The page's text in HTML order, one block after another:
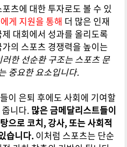
츠에 대한 투자로도 볼 수 있
게 지원을 통해 더 많은 인재
대회에서 성과를 올리도록
의 스포츠 경쟁력을 높이는
러한 선순환 구조는 스포츠 문
중요한 요소입니다.
이 은퇴 후에도 사회에 기여할
니다. 많은 금메달리스트들이
으로 코치, 강사, 또는 사회적
습니다.이처럼 스포츠는 단순